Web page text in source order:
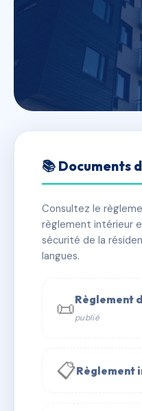
27 A 33 RUE
D'AUMALE
📍 27-33 r du duc
✓ Immatriculée 🏠
📞 Contacter Syndic
✉ Email
📚 Documents
Consultez le
règlement intérieur
sécurité de la
langues.
📜Règlement
publié
📋Règlement